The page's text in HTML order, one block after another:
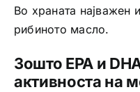
Во храната најважен
рибиното масло.
Зошто EPA и
активноста на